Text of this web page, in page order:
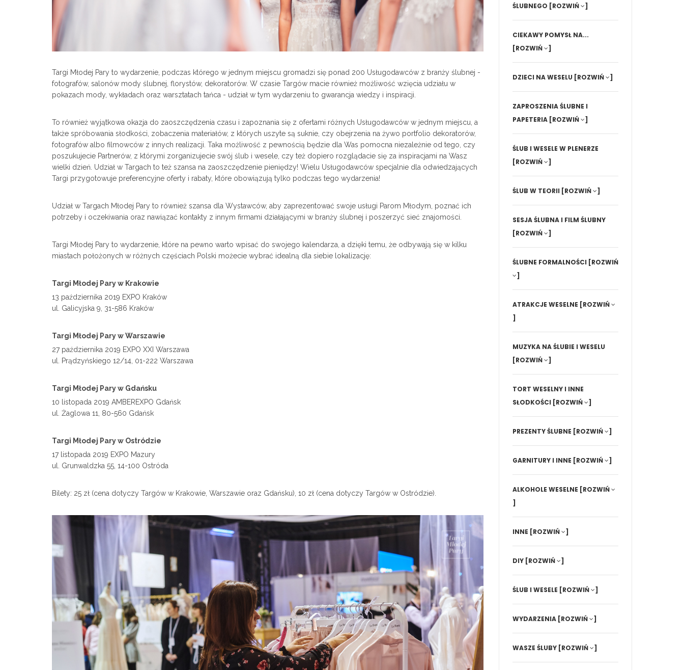
Targi Młodej Pary to wydarzenie, podczas którego w jednym miejscu gromadzi się ponad 200 Usługodawców z branży ślubnej -
fotografów, salonów mody ślubnej, florystów, dekoratorów. W czasie Targów macie również możliwość wzięcia udziału w
pokazach mody, wykładach oraz warsztatach tańca - udział w tym wydarzeniu to gwarancja wiedzy i inspiracji.
To również wyjątkowa okazja do zaoszczędzenia czasu i zapoznania się z ofertami różnych Usługodawców w jednym miejscu, a
także spróbowania słodkości, zobaczenia materiałów, z których uszyte są suknie, czy obejrzenia na żywo portfolio dekoratorów,
fotografów albo filmowców z innych realizacji. Taka możliwość z pewnością będzie dla Was pomocna niezależnie od tego, czy
poszukujecie Partnerów, z którymi zorganizujecie swój ślub i wesele, czy też dopiero rozglądacie się za inspiracjami na Wasz
wielki dzień. Udział w Targach to też szansa na zaoszczędzenie pieniędzy! Wielu Usługodawców specjalnie dla odwiedzających
Targi przygotowuje preferencyjne oferty i rabaty, które obowiązują tylko podczas tego wydarzenia!
Udział w Targach Młodej Pary to również szansa dla Wystawców, aby zaprezentować swoje usługi Parom Młodym, poznać ich
potrzeby i oczekiwania oraz nawiązać kontakty z innym firmami działającymi w branży ślubnej i poszerzyć sieć znajomości.
Targi Młodej Pary to wydarzenie, które na pewno warto wpisać do swojego kalendarza, a dzięki temu, że odbywają się w kilku
miastach położonych w różnych częściach Polski możecie wybrać idealną dla siebie lokalizację:
Targi Młodej Pary w Krakowie
13 października 2019 EXPO Kraków
ul. Galicyjska 9, 31-586 Kraków
Targi Młodej Pary w Warszawie
27 października 2019 EXPO XXI Warszawa
ul. Prądzyńskiego 12/14, 01-222 Warszawa
Targi Młodej Pary w Gdańsku
10 listopada 2019 AMBEREXPO Gdańsk
ul. Żaglowa 11, 80-560 Gdańsk
Targi Młodej Pary w Ostródzie
17 listopada 2019 EXPO Mazury
ul. Grunwaldzka 55, 14-100 Ostróda
Bilety: 25 zł (cena dotyczy Targów w Krakowie, Warszawie oraz Gdańsku), 10 zł (cena dotyczy Targów w Ostródzie).
ŚLUBNEGO [ROZWIŃ ]
CIEKAWY POMYSŁ NA...
[ROZWIŃ
]
DZIECI NA WESELU [ROZWIŃ ]
ZAPROSZENIA ŚLUBNE I
PAPETERIA [ROZWIŃ ]
ŚLUB I WESELE W PLENERZE
[ROZWIŃ
]
ŚLUB W TEORII [ROZWIŃ ]
SESJA ŚLUBNA I FILM ŚLUBNY
[ROZWIŃ
]
ŚLUBNE FORMALNOŚCI [ROZWIŃ
]
ATRAKCJE WESELNE [ROZWIŃ
]
MUZYKA NA ŚLUBIE I WESELU
[ROZWIŃ
]
TORT WESELNY I INNE
SŁODKOŚCI [ROZWIŃ ]
PREZENTY ŚLUBNE [ROZWIŃ ]
GARNITURY I INNE [ROZWIŃ ]
ALKOHOLE WESELNE [ROZWIŃ
]
INNE [ROZWIŃ ]
DIY [ROZWIŃ ]
ŚLUB I WESELE [ROZWIŃ ]
WYDARZENIA [ROZWIŃ ]
WASZE ŚLUBY [ROZWIŃ ]